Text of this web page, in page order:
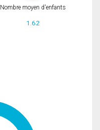
Nombre moyen d'enfants
1.62